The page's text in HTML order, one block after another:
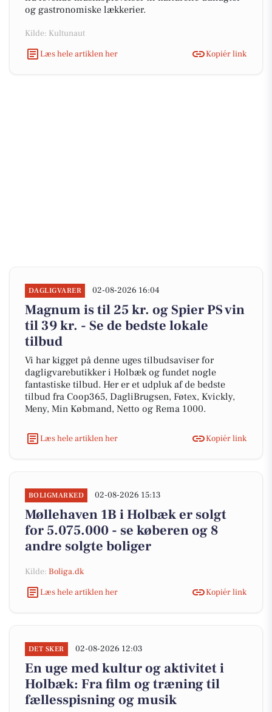
og gastronomiske lækkerier.
Kilde: Kultunaut
Læs hele artiklen her
Kopiér link
DAGLIGVARER 02-08-2026 16:04
Magnum is til 25 kr. og Spier PS vin
til 39 kr. - Se de bedste lokale
tilbud
Vi har kigget på denne uges tilbudsaviser for
dagligvarebutikker i Holbæk og fundet nogle
fantastiske tilbud. Her er et udpluk af de bedste
tilbud fra Coop365, DagliBrugsen, Føtex, Kvickly,
Meny, Min Købmand, Netto og Rema 1000.
Læs hele artiklen her Kopiér link
BOLIGMARKED 02-08-2026 15:13
Møllehaven 1B i Holbæk er solgt
for 5.075.000 - se køberen og 8
andre solgte boliger
Kilde: Boliga.dk
Læs hele artiklen her
Kopiér link
DET SKER 02-08-2026 12:03
En uge med kultur og aktivitet i
Holbæk: Fra film og træning til
fællesspisning og musik